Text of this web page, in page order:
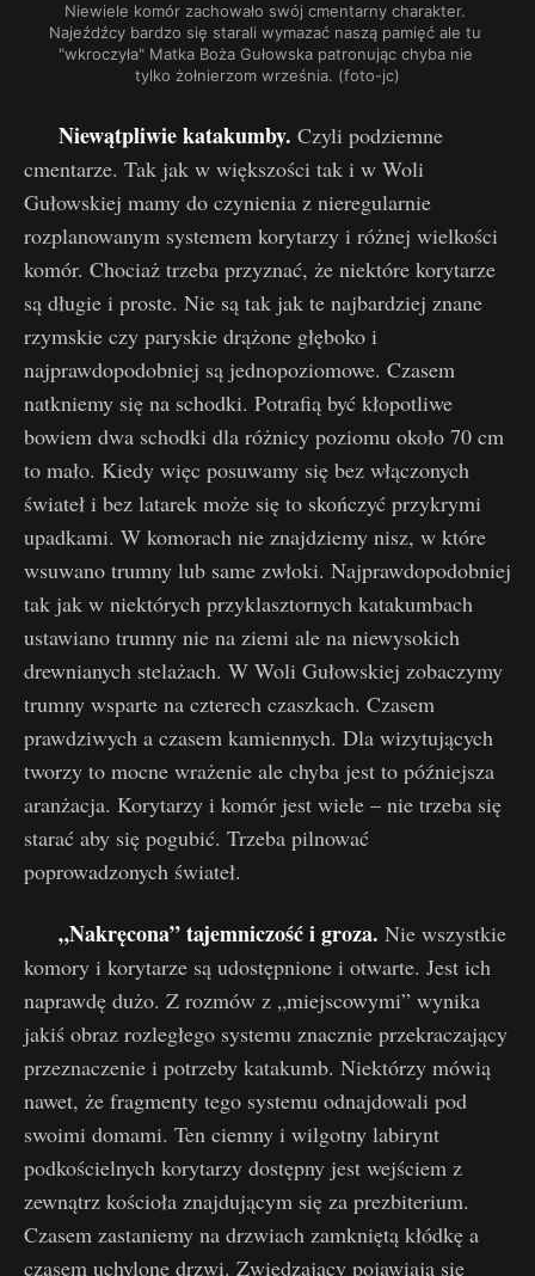
Niewiele komór zachowało swój cmentarny charakter.
Najeźdźcy bardzo się starali wymazać naszą pamięć ale tu
"wkroczyła" Matka Boża Gułowska patronując chyba nie
tylko żołnierzom września. (foto-jc)
Niewątpliwie katakumby. Czyli podziemne
cmentarze. Tak jak w większości tak i w Woli
Gułowskiej mamy do czynienia z nieregularnie
rozplanowanym systemem korytarzy i różnej wielkości
komór. Chociaż trzeba przyznać, że niektóre korytarze
są długie i proste. Nie są tak jak te najbardziej znane
rzymskie czy paryskie drążone głęboko i
najprawdopodobniej są jednopoziomowe. Czasem
natkniemy się na schodki. Potrafią być kłopotliwe
bowiem dwa schodki dla różnicy poziomu około 70 cm
to mało. Kiedy więc posuwamy się bez włączonych
świateł i bez latarek może się to skończyć przykrymi
upadkami. W komorach nie znajdziemy nisz, w które
wsuwano trumny lub same zwłoki. Najprawdopodobniej
tak jak w niektórych przyklasztornych katakumbach
ustawiano trumny nie na ziemi ale na niewysokich
drewnianych stelażach. W Woli Gułowskiej zobaczymy
trumny wsparte na czterech czaszkach. Czasem
prawdziwych a czasem kamiennych. Dla wizytujących
tworzy to mocne wrażenie ale chyba jest to późniejsza
aranżacja. Korytarzy i komór jest wiele – nie trzeba się
starać aby się pogubić. Trzeba pilnować
poprowadzonych świateł.
„Nakręcona” tajemniczość i groza. Nie wszystkie
komory i korytarze są udostępnione i otwarte. Jest ich
naprawdę dużo. Z rozmów z „miejscowymi” wynika
jakiś obraz rozległego systemu znacznie przekraczający
przeznaczenie i potrzeby katakumb. Niektórzy mówią
nawet, że fragmenty tego systemu odnajdowali pod
swoimi domami. Ten ciemny i wilgotny labirynt
podkościelnych korytarzy dostępny jest wejściem z
zewnątrz kościoła znajdującym się za prezbiterium.
Czasem zastaniemy na drzwiach zamkniętą kłódkę a
czasem uchylone drzwi. Zwiedzający pojawiają się